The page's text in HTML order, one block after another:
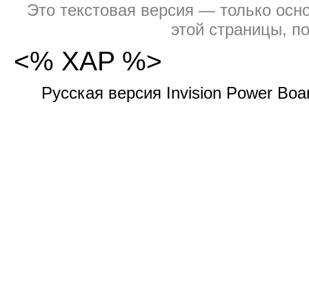
Это текстовая версия — только
этой страницы,
<% XAP %>
Русская версия Invision Power